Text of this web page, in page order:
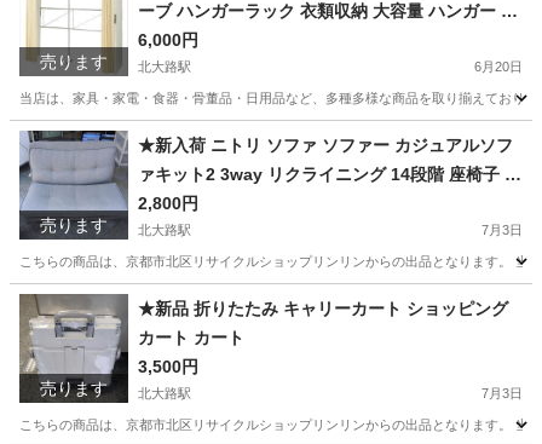
売ります
ーブ ハンガーラック 衣類収納 大容量 ハンガー 掛
け
6,000円
北大路駅 6月20日
当店は、家具・家電・食器・骨董品・日用品など、多種多様な商品を取り揃えており
京都 京都市 北大路駅 収納家具
売ります
★新入荷 ニトリ ソファ ソファー カジュアルソフ
ァキット2 3way リクライニング 14段階 座椅子 ベ
ッド ベット
2,800円
北大路駅 7月3日
こちらの商品は、京都市北区リサイクルショップリンリンからの出品となります。
京都 京都市 北大路駅 ソファ ベット
売ります
★新品 折りたたみ キャリーカート ショッピング
カート カート
3,500円
北大路駅 7月3日
こちらの商品は、京都市北区リサイクルショップリンリンからの出品となります。